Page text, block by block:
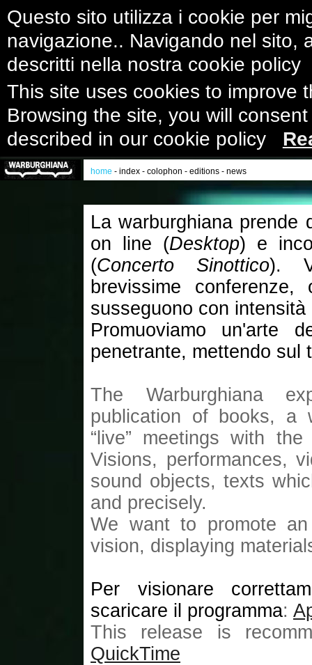
Questo sito utilizza i cookie per
navigazione.. Navigando nel sito,
descritti nella nostra cookie
This site uses cookies to improve
Browsing the site, you will
described in our cookie policy
home - index - colophon - editions - news
La warburghiana
on line (Desktop) e
(Concerto Sinottico).
brevissime
susseguono con
Promuoviamo un'arte
penetrante, mettendo sul
The Warburghiana
publication of books, a
“live” meetings with
Visions, performances,
sound objects, texts
and precisely.
We want to promote
vision, displaying
Per visionare
scaricare il programma:
This release is
QuickTime